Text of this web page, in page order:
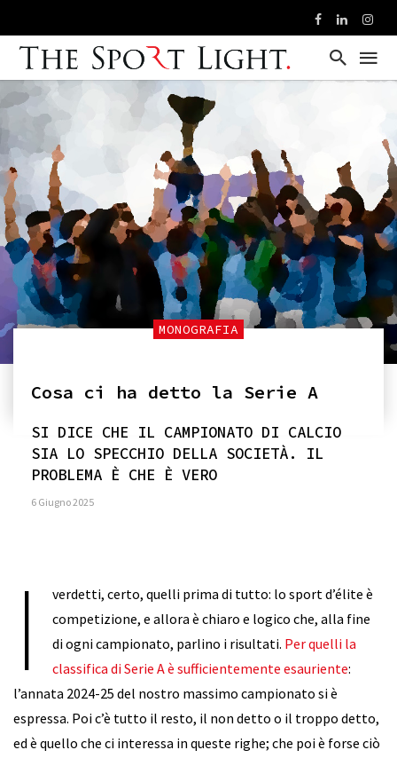
MONOGRAFIA
Cosa ci ha detto la Serie A
SI DICE CHE IL CAMPIONATO DI CALCIO
SIA LO SPECCHIO DELLA SOCIETÀ. IL
PROBLEMA È CHE È VERO
6 Giugno 2025
I
verdetti, certo, quelli prima di tutto: lo sport d’élite è
competizione, e allora è chiaro e logico che, alla fine
di ogni campionato, parlino i risultati. Per quelli la
classifica di Serie A è sufficientemente esauriente:
l’annata 2024-25 del nostro massimo campionato si è
espressa. Poi c’è tutto il resto, il non detto o il troppo detto,
ed è quello che ci interessa in queste righe; che poi è forse ciò